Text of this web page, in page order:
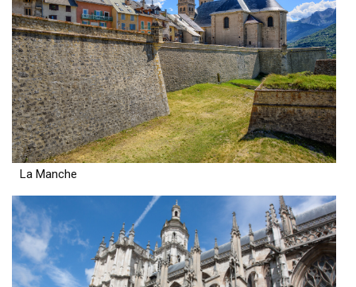
La Manche